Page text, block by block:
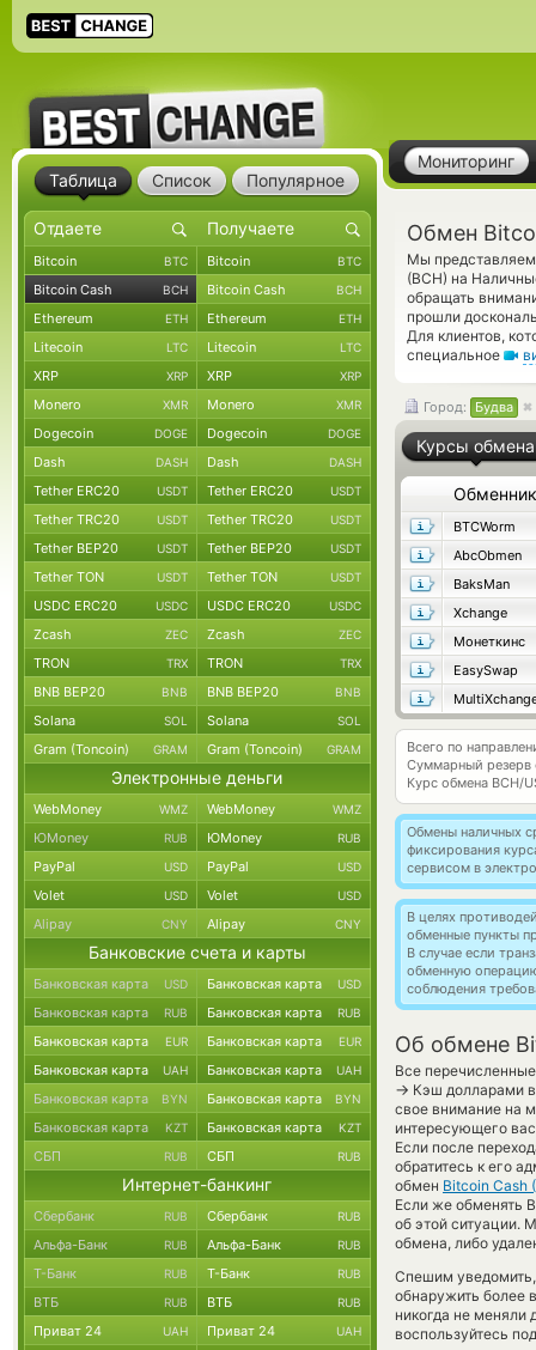
Мониторинг
Обмен
Мы представляем
(BCH) на
обращать
прошли
Для клиентов,
специальное
Город: Будва
Курсы обмена
Обменник
BTCWorm
AbcObmen
BaksMan
Xchange
Монеткинс
EasySwap
Всего по
Суммарный резерв
Курс обмена BCH/
Обмены наличных
фиксирования
сервисом в
В целях
обменные пункты
В случае если
обменную
соблюдения
Об обмене
Все
→ Кэш долларами
свое внимание на
интересующего
Если после
обратитесь к его
обмен Bitcoin Cash
Если же обменять
об этой ситуации.
обмена, либо
Спешим
обнаружить более
никогда не меняли
воспользуйтесь
Таблица Список Популярное
Bitcoin BTC Bitcoin BTC
Bitcoin Cash BCH Bitcoin Cash BCH
Ethereum ETH Ethereum ETH
Litecoin LTC Litecoin LTC
XRP XRP XRP XRP
Monero XMR Monero XMR
Dogecoin DOGE Dogecoin DOGE
Dash DASH Dash DASH
Tether ERC20 USDT Tether ERC20 USDT
Tether TRC20 USDT Tether TRC20 USDT
Tether BEP20 USDT Tether BEP20 USDT
Tether TON USDT Tether TON USDT
USDC ERC20 USDC USDC ERC20 USDC
Zcash ZEC Zcash ZEC
TRON TRX TRON TRX
BNB BEP20 BNB BNB BEP20 BNB
Solana SOL Solana SOL
Gram (Toncoin) GRAM Gram (Toncoin) GRAM
Электронные деньги
WebMoney WMZ WebMoney WMZ
ЮMoney RUB ЮMoney RUB
PayPal USD PayPal USD
Volet USD Volet USD
Alipay CNY Alipay CNY
Банковские счета и карты
Банковская карта USD Банковская карта USD
Банковская карта RUB Банковская карта RUB
Банковская карта EUR Банковская карта EUR
Банковская карта UAH Банковская карта UAH
Банковская карта BYN Банковская карта BYN
Банковская карта KZT Банковская карта KZT
СБП RUB СБП RUB
Интернет-банкинг
Сбербанк RUB Сбербанк RUB
Альфа-Банк RUB Альфа-Банк RUB
Т-Банк RUB Т-Банк RUB
ВТБ RUB ВТБ RUB
Приват 24 UAH Приват 24 UAH